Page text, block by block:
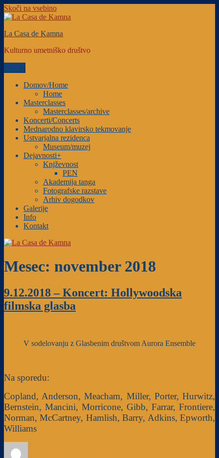
Skoči na vsebino
La Casa de Kamna
Kulturno umetniško društvo
Domov/Home
Home
Masterclasses
Masterclasses/archive
Koncerti/Concerts
Mednarodno klavirsko tekmovanje
Ustvarjalna rezidenca
Museum/muzej
Dejavnosti+
Knjževnost
PEN
Akademija tanga
Fotografske razstave
Arhiv dogodkov
Galerije
Info
Kontakt
Mesec: november 2018
9.12.2018 – Koncert: Hollywoodska
filmska glasba
V sodelovanju z Glasbenim društvom Aurora Ensemble
Na sporedu:
Copland, Anderson, Meacham, Miller, Porter, Hurwitz,
Bernstein, Mancini, Morricone, Gibb, Farrar, Frontiere,
Norman, McCartney, Hamlish, Barry, Adkins, Epworth,
Williams